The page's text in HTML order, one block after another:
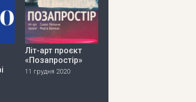
Літ-арт проєкт
«Позапростір»
11 грудня 2020